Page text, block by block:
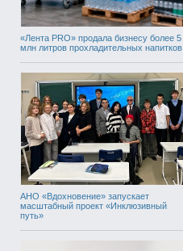
«Лента PRO» продала бизнесу более 5
млн литров прохладительных напитков
АНО «Вдохновение» запускает
масштабный проект «Инклюзивный
путь»